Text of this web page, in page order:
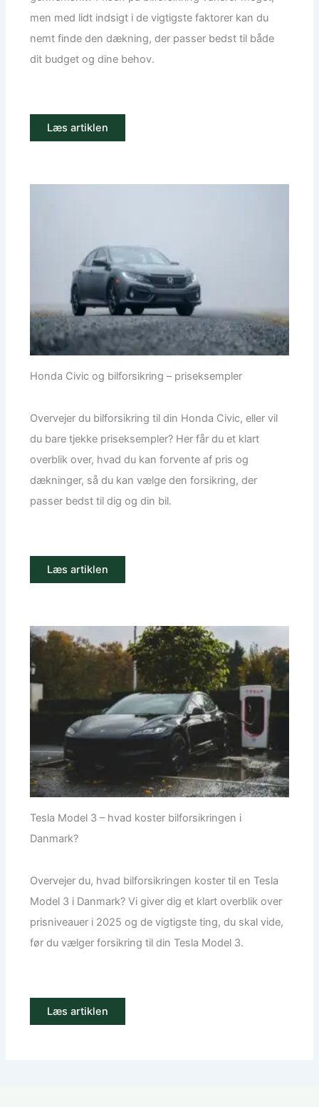
men med lidt indsigt i de vigtigste faktorer kan du
nemt finde den dækning, der passer bedst til både
dit budget og dine behov.
Læs artiklen
Honda Civic og bilforsikring – priseksempler
Overvejer du bilforsikring til din Honda Civic, eller vil
du bare tjekke priseksempler? Her får du et klart
overblik over, hvad du kan forvente af pris og
dækninger, så du kan vælge den forsikring, der
passer bedst til dig og din bil.
Læs artiklen
Tesla Model 3 – hvad koster bilforsikringen i
Danmark?
Overvejer du, hvad bilforsikringen koster til en Tesla
Model 3 i Danmark? Vi giver dig et klart overblik over
prisniveauer i 2025 og de vigtigste ting, du skal vide,
før du vælger forsikring til din Tesla Model 3.
Læs artiklen